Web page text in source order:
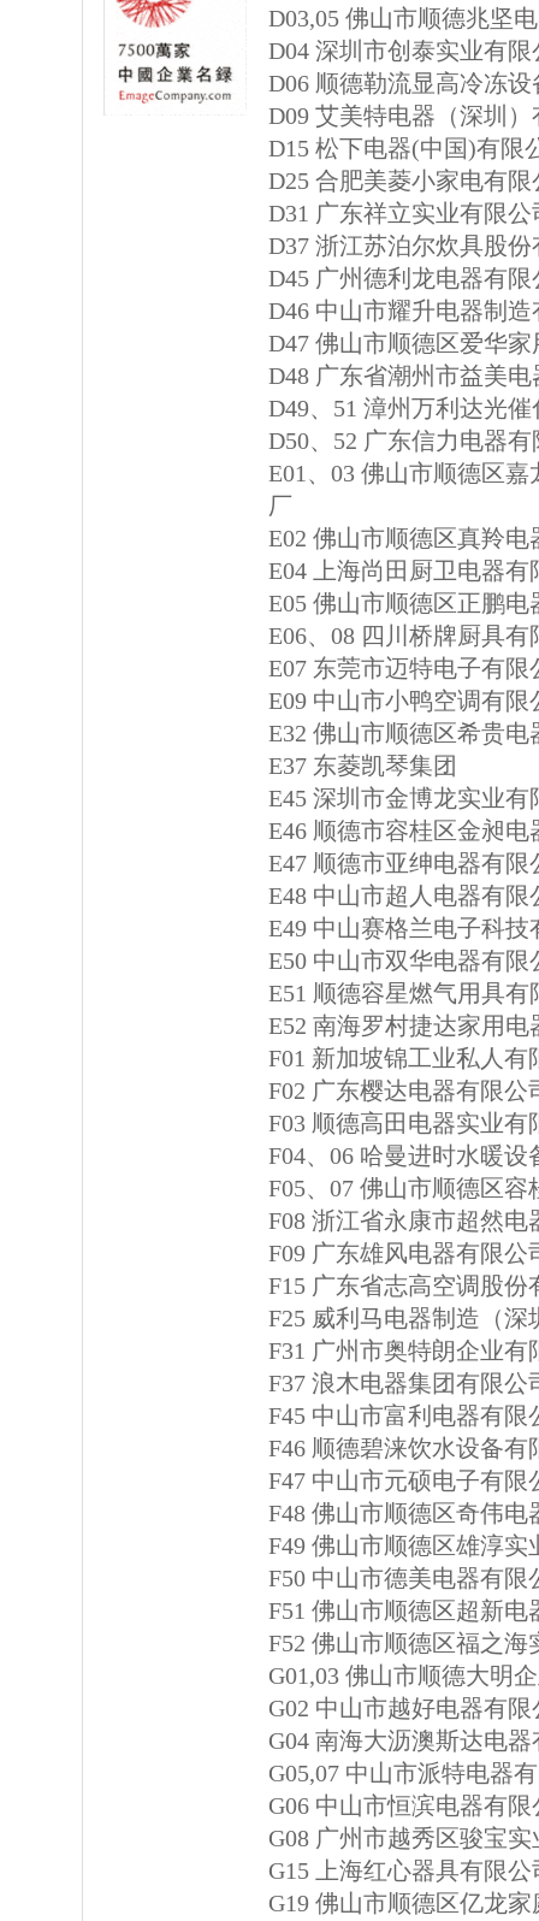
D03,05 佛山市顺德兆坚
D04 深圳市创泰实业有限
D06 顺德勒流显高冷冻设
D09 艾美特电器（深圳
D15 松下电器(中国)有限
D25 合肥美菱小家电有限
D31 广东祥立实业有限公
D37 浙江苏泊尔炊具股
D45 广州德利龙电器有限
D46 中山市耀升电器制
D47 佛山市顺德区爱华
D48 广东省潮州市益美
D49、51 漳州万利达光
D50、52 广东信力电器
E01、03 佛山市顺德区
厂
E02 佛山市顺德区真羚
E04 上海尚田厨卫电器有
E05 佛山市顺德区正鹏电
E06、08 四川桥牌厨具有
E07 东莞市迈特电子有限
E09 中山市小鸭空调有限
E32 佛山市顺德区希贵
E37 东菱凯琴集团
E45 深圳市金博龙实业有
E46 顺德市容桂区金昶
E47 顺德市亚绅电器有限
E48 中山市超人电器有限
E49 中山赛格兰电子科技
E50 中山市双华电器有限
E51 顺德容星燃气用具有
E52 南海罗村捷达家用电
F01 新加坡锦工业私人有
F02 广东樱达电器有限公
F03 顺德高田电器实业有
F04、06 哈曼进时水暖
F05、07 佛山市顺德区
F08 浙江省永康市超然电
F09 广东雄风电器有限公
F15 广东省志高空调股份
F25 威利马电器制造（深
F31 广州市奥特朗企业有
F37 浪木电器集团有限公
F45 中山市富利电器有限
F46 顺德碧涞饮水设备有
F47 中山市元硕电子有限
F48 佛山市顺德区奇伟电
F49 佛山市顺德区雄淳实
F50 中山市德美电器有限
F51 佛山市顺德区超新电
F52 佛山市顺德区福之海
G01,03 佛山市顺德大明
G02 中山市越好电器有限
G04 南海大沥澳斯达电
G05,07 中山市派特电器
G06 中山市恒滨电器有限
G08 广州市越秀区骏宝
G15 上海红心器具有限公
G19 佛山市顺德区亿龙